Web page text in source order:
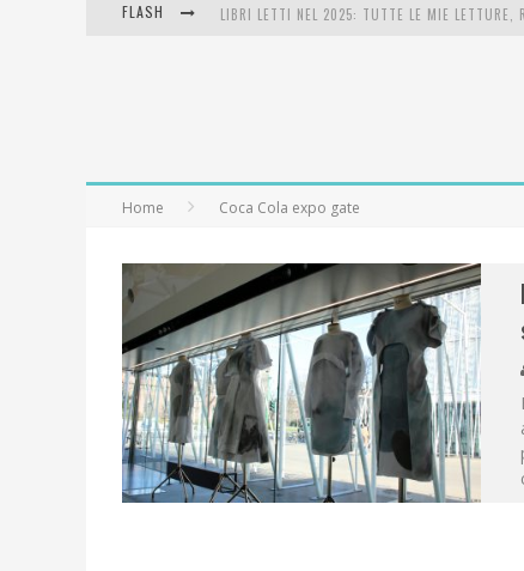
FLASH LIBRI LETTI NEL 2025: TUTTE LE MIE LETTURE,
Home Coca Cola expo gate